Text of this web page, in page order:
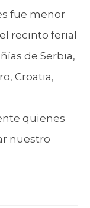
fue menor
recinto ferial
de Serbia,
Croatia,
quienes
nuestro